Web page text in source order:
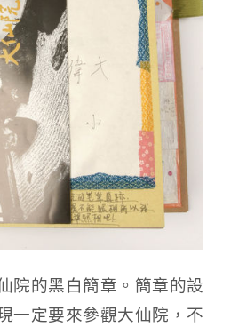
院的黑白簡章。簡章的設
一定要來參觀大仙院，不